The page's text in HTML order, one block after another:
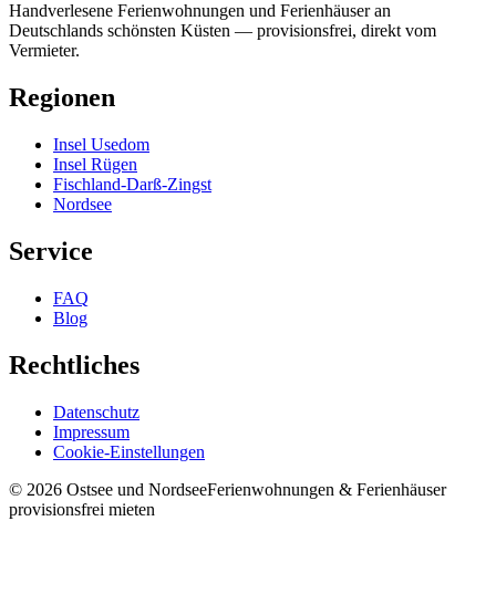
Handverlesene Ferienwohnungen und Ferienhäuser an
Deutschlands schönsten Küsten — provisionsfrei, direkt vom
Vermieter.
Regionen
Insel Usedom
Insel Rügen
Fischland-Darß-Zingst
Nordsee
Service
FAQ
Blog
Rechtliches
Datenschutz
Impressum
Cookie-Einstellungen
© 2026 Ostsee und NordseeFerienwohnungen & Ferienhäuser
provisionsfrei mieten